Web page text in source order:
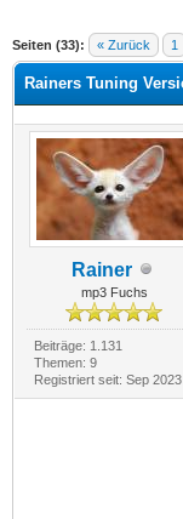
Seiten (33): « Zurück 1
Rainers Tuning
Rainer
mp3 Fuchs
Beiträge: 1.131
Themen: 9
Registriert seit: Sep 2023